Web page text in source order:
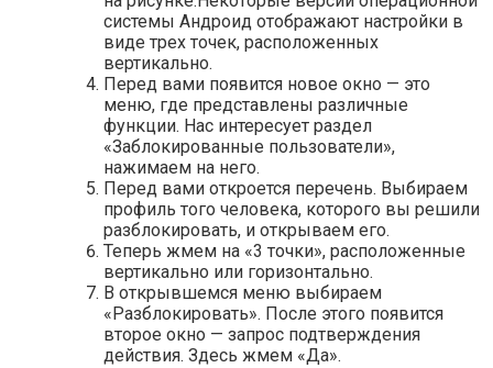
системы Андроид отображают настройки в
виде трех точек, расположенных
вертикально.
Перед вами появится новое окно — это
меню, где представлены различные
функции. Нас интересует раздел
«Заблокированные пользователи»,
нажимаем на него.
Перед вами откроется перечень. Выбираем
профиль того человека, которого вы решили
разблокировать, и открываем его.
Теперь жмем на «3 точки», расположенные
вертикально или горизонтально.
В открывшемся меню выбираем
«Разблокировать». После этого появится
второе окно — запрос подтверждения
действия. Здесь жмем «Да».